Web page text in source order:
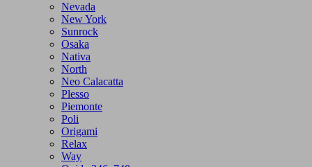
Nevada
New York
Sunrock
Osaka
Nativa
North
Neo Calacatta
Plesso
Piemonte
Poli
Origami
Relax
Way